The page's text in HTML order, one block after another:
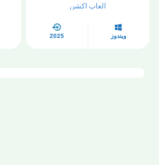
العاب اكشن
ويندوز 2025